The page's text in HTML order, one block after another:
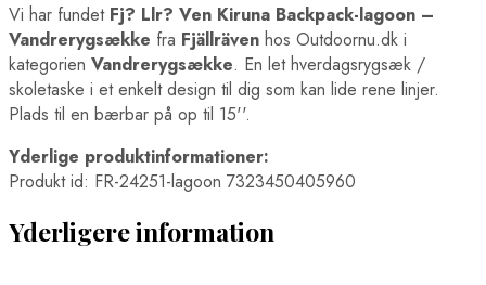
Vi har fundet Fj? Llr? Ven Kiruna Backpack-lagoon –
Vandrerygsække fra Fjällräven hos Outdoornu.dk i
kategorien Vandrerygsække. En let hverdagsrygsæk /
skoletaske i et enkelt design til dig som kan lide rene linjer.
Plads til en bærbar på op til 15''.
Yderlige produktinformationer:
Produkt id: FR-24251-lagoon 7323450405960
Yderligere information